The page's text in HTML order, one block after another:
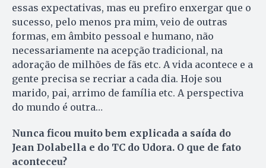
essas expectativas, mas eu prefiro enxergar que o
sucesso, pelo menos pra mim, veio de outras
formas, em âmbito pessoal e humano, não
necessariamente na acepção tradicional, na
adoração de milhões de fãs etc. A vida acontece e a
gente precisa se recriar a cada dia. Hoje sou
marido, pai, arrimo de família etc. A perspectiva
do mundo é outra…
Nunca ficou muito bem explicada a saída do
Jean Dolabella e do TC do Udora. O que de fato
aconteceu?